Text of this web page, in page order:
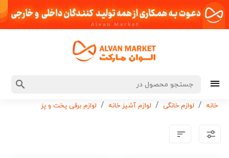
خانه لوازم خانگی لوازم آشپز خانه لوازم برقی پخت و پز